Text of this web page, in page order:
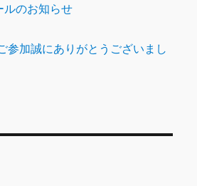
ルのお知らせ
参加誠にありがとうございまし